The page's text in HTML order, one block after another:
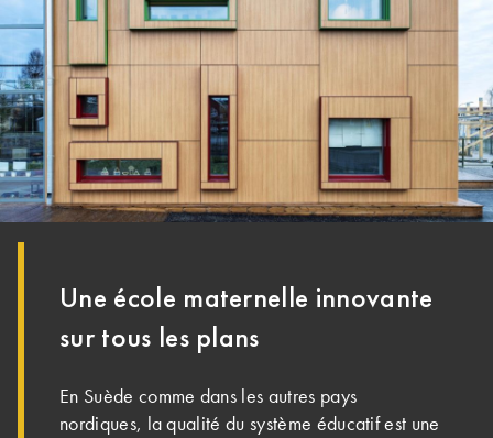
Une école maternelle innovante
sur tous les plans
En Suède comme dans les autres pays
nordiques, la qualité du système éducatif est une